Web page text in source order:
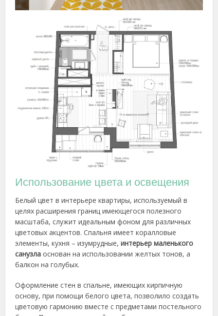
Использование цвета и освещения
Белый цвет в интерьере квартиры, используемый в
целях расширения границ имеющегося полезного
масштаба, служит идеальным фоном для различных
цветовых акцентов. Спальня имеет коралловые
элементы, кухня – изумрудные,интерьер маленького
санузла основан на использовании желтых тонов, а
балкон на голубых.
Оформление стен в спальне, имеющих кирпичную
основу, при помощи белого цвета, позволило создать
цветовую гармонию вместе с предметами постельного